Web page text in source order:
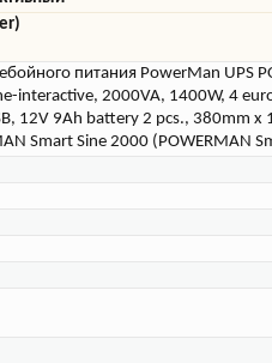
питания PowerMan UPS
interactive, 2000VA, 1400W, 4
12V 9Ah battery 2 pcs., 380mm x
Smart Sine 2000 (POWERMAN